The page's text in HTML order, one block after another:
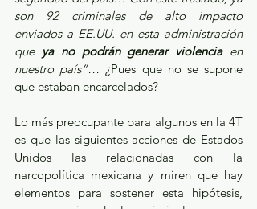
son 92 criminales de alto impacto
enviados a EE.UU. en esta administración
que ya no podrán generar violencia en
nuestro país”… ¿Pues que no se supone
que estaban encarcelados?
Lo más preocupante para algunos en la 4T
es que las siguientes acciones de Estados
Unidos las relacionadas con la
narcopolítica mexicana y miren que hay
elementos para sostener esta hipótesis,